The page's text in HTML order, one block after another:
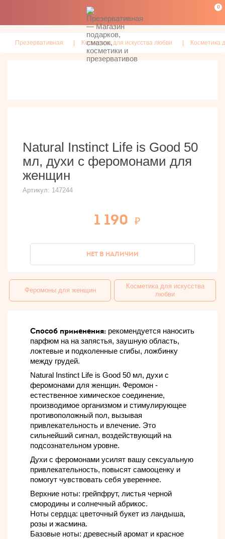
0
Презервативная Косметика для искусства любви Косметика
Natural Instinct Life is Good 50
мл, духи с феромонами для
женщин
Артикул: 147244
1 190
НЕТ В НАЛИЧИИ
Феромоны для женщин
Косметика для искусства
любви
Способ применения: рекомендуется наносить
парфюм на на запястья, заушную область,
локтевые и подколенные сгибы, ложбинку
между грудей.
Natural Instinct Life is Good 50 мл, духи с
феромонами для женщин. Феромон -
естественное химическое соединение,
производимое организмом и стимулирующее
противоположный пол, вызывая
привлекательность и влечение. Это
сильнейший сигнал, воздействующий на
подсознательном уровне.
Духи с феромонами усилят вашу сексуальную
привлекательность, повысят самооценку и
помогут чувствовать себя увереннее.
Верхние ноты: грейпфрут, листья черной
смородины и солнечный абрикос.
Ноты сердца: цветочный букет из ландыша,
розы и жасмина.
Базовые ноты: древесный аромат и красное